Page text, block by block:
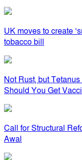
UK moves to create
tobacco bill
Not Rust, but
Should You Get
Call for Structural
Awal